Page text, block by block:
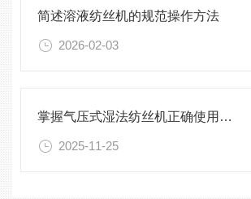
简述溶液纺丝机的规范操作方法
2026-02-03
掌握气压式湿法纺丝机正确使用方法是保障纺丝过程连续性的核心
2025-11-25